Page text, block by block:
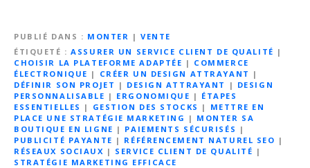
PUBLIÉ DANS MONTER |VENTE
ÉTIQUETÉ
ASSURER UN SERVICE CLIENT DE QUALITÉ |
CHOISIR LA PLATEFORME ADAPTÉE | COMMERCE
ÉLECTRONIQUE | CRÉER UN DESIGN ATTRAYANT |
DÉFINIR SON PROJET | DESIGN ATTRAYANT | DESIGN
PERSONNALISABLE | ERGONOMIQUE | ÉTAPES
ESSENTIELLES | GESTION DES STOCKS | METTRE EN
PLACE UNE STRATÉGIE MARKETING | MONTER SA
BOUTIQUE EN LIGNE | PAIEMENTS SÉCURISÉS |
PUBLICITÉ PAYANTE | RÉFÉRENCEMENT NATUREL SEO |
RÉSEAUX SOCIAUX | SERVICE CLIENT DE QUALITÉ |
STRATÉGIE MARKETING EFFICACE